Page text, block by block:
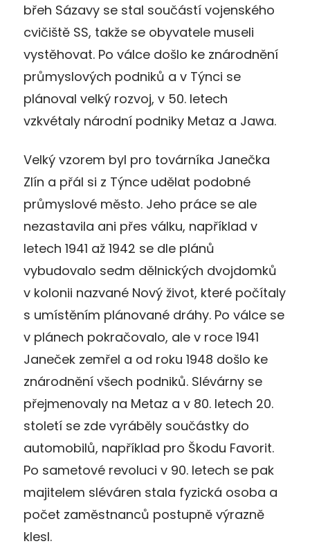
břeh Sázavy se stal součástí vojenského
cvičiště SS, takže se obyvatele museli
vystěhovat. Po válce došlo ke znárodnění
průmyslových podniků a v Týnci se
plánoval velký rozvoj, v 50. letech
vzkvétaly národní podniky Metaz a Jawa.
Velký vzorem byl pro továrníka Janečka
Zlín a přál si z Týnce udělat podobné
průmyslové město. Jeho práce se ale
nezastavila ani přes válku, například v
letech 1941 až 1942 se dle plánů
vybudovalo sedm dělnických dvojdomků
v kolonii nazvané Nový život, které počítaly
s umístěním plánované dráhy. Po válce se
v plánech pokračovalo, ale v roce 1941
Janeček zemřel a od roku 1948 došlo ke
znárodnění všech podniků. Slévárny se
přejmenovaly na Metaz a v 80. letech 20.
století se zde vyráběly součástky do
automobilů, například pro Škodu Favorit.
Po sametové revoluci v 90. letech se pak
majitelem sléváren stala fyzická osoba a
počet zaměstnanců postupně výrazně
klesl.